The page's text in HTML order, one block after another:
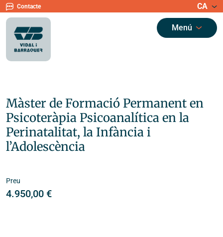
Contacte CA
Menú
Màster de Formació Permanent en
Psicoteràpia Psicoanalítica en la
Perinatalitat, la Infància i
l’Adolescència
Preu
4.950,00 €